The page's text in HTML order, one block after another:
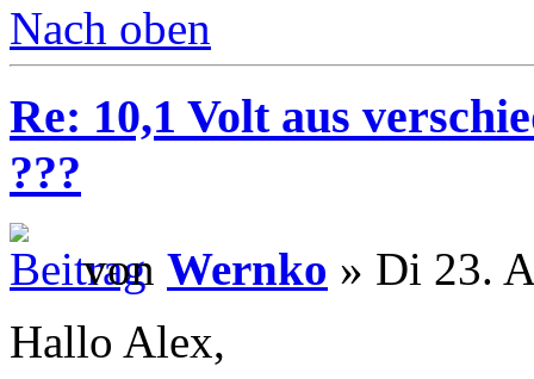
Nach oben
Re: 10,1 Volt aus
???
von Wernko » Di 23.
Hallo Alex,